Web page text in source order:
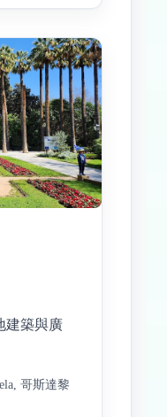
建築與廣
哥斯達黎